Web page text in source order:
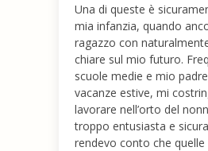
Una di queste è
mia infanzia, quando
ragazzo con
chiare sul mio futuro.
scuole medie e mio
vacanze estive, mi
lavorare nell’orto del
troppo entusiasta e
rendevo conto che